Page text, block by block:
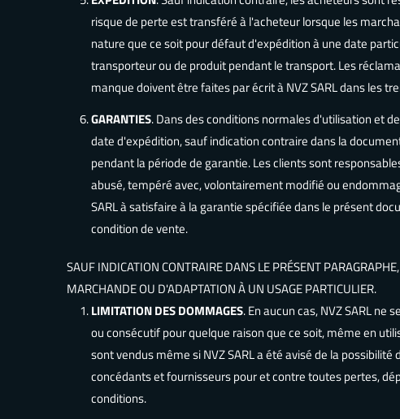
risque de perte est transféré à l'acheteur lorsque les
nature que ce soit pour défaut d'expédition à une date
transporteur ou de produit pendant le transport. Les
manque doivent être faites par écrit à NVZ SARL dans les
GARANTIES. Dans des conditions normales d'utilisation et
date d'expédition, sauf indication contraire dans la
pendant la période de garantie. Les clients sont
abusé, tempéré avec, volontairement modifié ou
SARL à satisfaire à la garantie spécifiée dans le présent
condition de vente.
SAUF INDICATION CONTRAIRE DANS LE PRÉSENT
MARCHANDE OU D'ADAPTATION À UN USAGE PARTICULIER.
LIMITATION DES DOMMAGES. En aucun cas, NVZ SARL
ou consécutif pour quelque raison que ce soit, même en
sont vendus même si NVZ SARL a été avisé de la
concédants et fournisseurs pour et contre toutes pertes,
conditions.